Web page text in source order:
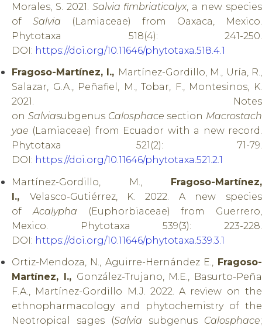
Morales, S. 2021. Salvia fimbriaticalyx, a new species
of Salvia (Lamiaceae) from Oaxaca, Mexico.
Phytotaxa 518(4): 241-250.
DOI: https://doi.org/10.11646/phytotaxa.518.4.1
Fragoso-Martínez, I., Martínez-Gordillo, M., Uría, R.,
Salazar, G.A., Peñafiel, M., Tobar, F., Montesinos, K.
2021. Notes
on Salviasubgenus Calosphace section Macrostach
yae (Lamiaceae) from Ecuador with a new record.
Phytotaxa 521(2): 71-79.
DOI: https://doi.org/10.11646/phytotaxa.521.2.1
Martínez-Gordillo, M.,Fragoso-Martínez,
I., Velasco-Gutiérrez, K. 2022. A new species
ofAcalypha (Euphorbiaceae) from Guerrero,
Mexico. Phytotaxa 539(3): 223-228.
DOI: https://doi.org/10.11646/phytotaxa.539.3.1
Ortiz-Mendoza, N., Aguirre-Hernández E.,Fragoso-
Martínez, I., González-Trujano, M.E., Basurto-Peña
F.A., Martínez-Gordillo M.J. 2022. A review on the
ethnopharmacology and phytochemistry of the
Neotropical sages (Salvia subgenus Calosphace;